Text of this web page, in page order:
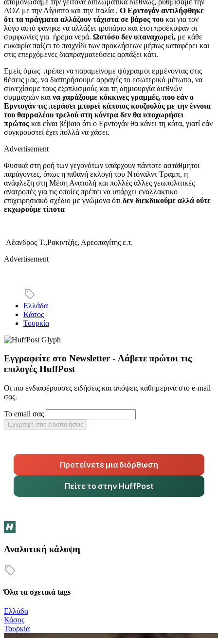
ΑΟΖ με την Αίγυπτο και την Ιταλία . Ο Ερντογάν αντιλήφθηκε
ότι τα πράγματα αλλάζουν τάχιστα σε βάρος του και για τον
λόγο αυτό φάνηκε να αλλάζει τροπάριο και έτσι προέκυψαν οι
συμφωνίες για ήρεμα νερά. Ωστόσο δεν υπαναχωρεί, με κάθε
ευκαιρία παίζει το παιχνίδι των προκλήσεων μήπως καταφέρει και
στις επερχόμενες διαπραγματεύσεις αρπάξει κάτι.
Εμείς όμως πρέπει να παραμείνομε ψύχραιμοι εμμένοντας στις
θέσεις μας, να διατηρήσουμε αρραγές το εσωτερικό μέτωπο, να
συνεχίσομε τους εξοπλισμούς και τη δημιουργία διεθνών
συμμαχιών και να χαράξουμε κόκκινες γραμμές, που εάν ο
Ερντογάν τις περάσει μπορεί κάποιος κουζουλός με την έννοια
του θαρραλέου τρελού στη κόντρα δεν θα υποχωρήσει
πρώτος και είναι βέβαιο ότι ο Ερντογάν θα κάνει τη κότα, γιατί εάν
συγκρουστεί έχει πολλά να χάσει.
Advertisement
Φυσικά στη ροή των γεγονότων υπάρχουν πάντοτε αστάθμητοι
παράγοντες, όπως η πιθανή εκλογή του Ντόναλντ Τραμπ, η
ανάφλεξη στη Μέση Ανατολή και πολλές άλλες γεωπολιτικές
ανατροπές για τις οποίες πρέπει να υπάρχει εναλλακτικο
επιχειρησιακό σχέδιο με γνώμονα ότι δεν διεκδικούμε αλλά ούτε
εκχωρούμε τίποτα
Λέανδρος Τ.,Ρακιντζής, Αρεοπαγίτης ε.τ.
Advertisement
Ελλάδα
Κάσος
Τουρκία
Εγγραφείτε στο Newsletter - Λάβετε πρώτοι τις
επιλογές HuffPost
Οι πιο ενδιαφέρουσες ειδήσεις και απόψεις καθημερινά στο e-mail
σας.
Το email σας
Εγγραφή στις ειδοποιήσεις
Προτείνετε μια διόρθωση
Πείτε το στην HuffPost
Αναλυτική κάλυψη
Όλα τα σχετικά tags
Ελλάδα
Κάσος
Τουρκία